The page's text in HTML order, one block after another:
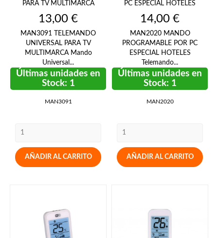
PARA TV MULTIMARCA
Precio
13,00 €
MAN3091 TELEMANDO
UNIVERSAL PARA TV
MULTIMARCA Mando
Universal...
Últimas unidades en
Stock: 1
MAN3091
AÑADIR AL CARRITO
PC ESPECIAL HOTELES
Precio
14,00 €
MAN2020 MANDO
PROGRAMABLE POR PC
ESPECIAL HOTELES
Telemando...
Últimas unidades en
Stock: 1
MAN2020
AÑADIR AL CARRITO